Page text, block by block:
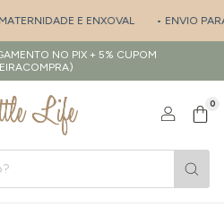
E ENXOVAL • ENVIO PARA TODO
NO PIX + 5% CUPOM
0